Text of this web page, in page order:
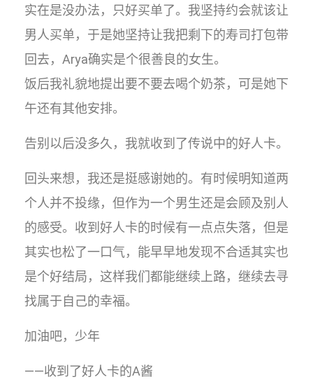
实在是没办法，只好买单了。我坚持约会就该让
男人买单，于是她坚持让我把剩下的寿司打包带
回去，Arya确实是个很善良的女生。
饭后我礼貌地提出要不要去喝个奶茶，可是她下
午还有其他安排。
告别以后没多久，我就收到了传说中的好人卡。
回头来想，我还是挺感谢她的。有时候明知道两
个人并不投缘，但作为一个男生还是会顾及别人
的感受。收到好人卡的时候有一点点失落，但是
其实也松了一口气，能早早地发现不合适其实也
是个好结局，这样我们都能继续上路，继续去寻
找属于自己的幸福。
加油吧，少年
——收到了好人卡的A酱